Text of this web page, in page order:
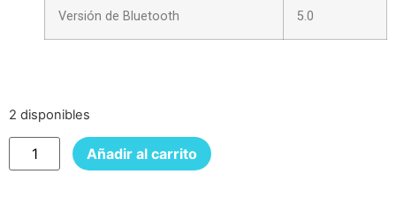
Versión de Bluetooth 5.0
2 disponibles
Añadir al carrito